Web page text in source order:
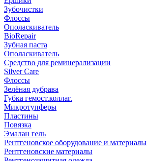
Зубочистки
Флоссы
Ополаскиватель
BioRepair
Зубная паста
Ополаскиватель
Средство для реминерализации
Silver Care
Флоссы
Зелёная дубрава
Губка гемост.коллаг.
Микротупферы
Пластины
Повязка
Эмалан гель
Рентгеновское оборудование и материалы
Рентгеновские материалы